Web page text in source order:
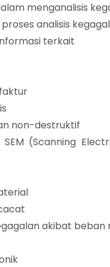
menganalisis
analisis
terkait
non-destruktif
SEM (Scanning
akibat beban